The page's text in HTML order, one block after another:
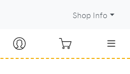
Shop Info